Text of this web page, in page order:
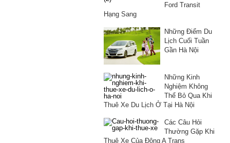
Ford Transit
Hạng Sang
Những Điểm Du
Lịch Cuối Tuần
Gần Hà Nội
Những Kinh
Nghiệm Không
Thể Bỏ Qua Khi
Thuê Xe Du Lịch Ở Tại Hà Nội
Các Câu Hỏi
Thường Gặp Khi
Thuê Xe Của Đông A Trans